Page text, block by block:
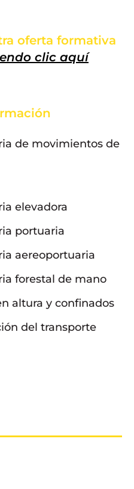
oferta formativa
clic aquí
de movimientos de
elevadora
portuaria
aereoportuaria
forestal de mano
altura y confinados
del transporte